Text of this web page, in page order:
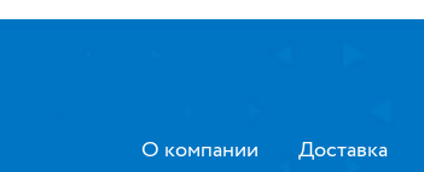
О компании Доставка